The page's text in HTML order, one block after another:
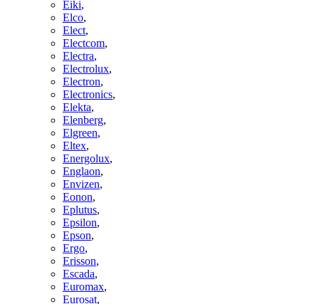
Eiki,
Elco,
Elect,
Electcom,
Electra,
Electrolux,
Electron,
Electronics,
Elekta,
Elenberg,
Elgreen,
Eltex,
Energolux,
Englaon,
Envizen,
Eonon,
Eplutus,
Epsilon,
Epson,
Ergo,
Erisson,
Escada,
Euromax,
Eurosat,